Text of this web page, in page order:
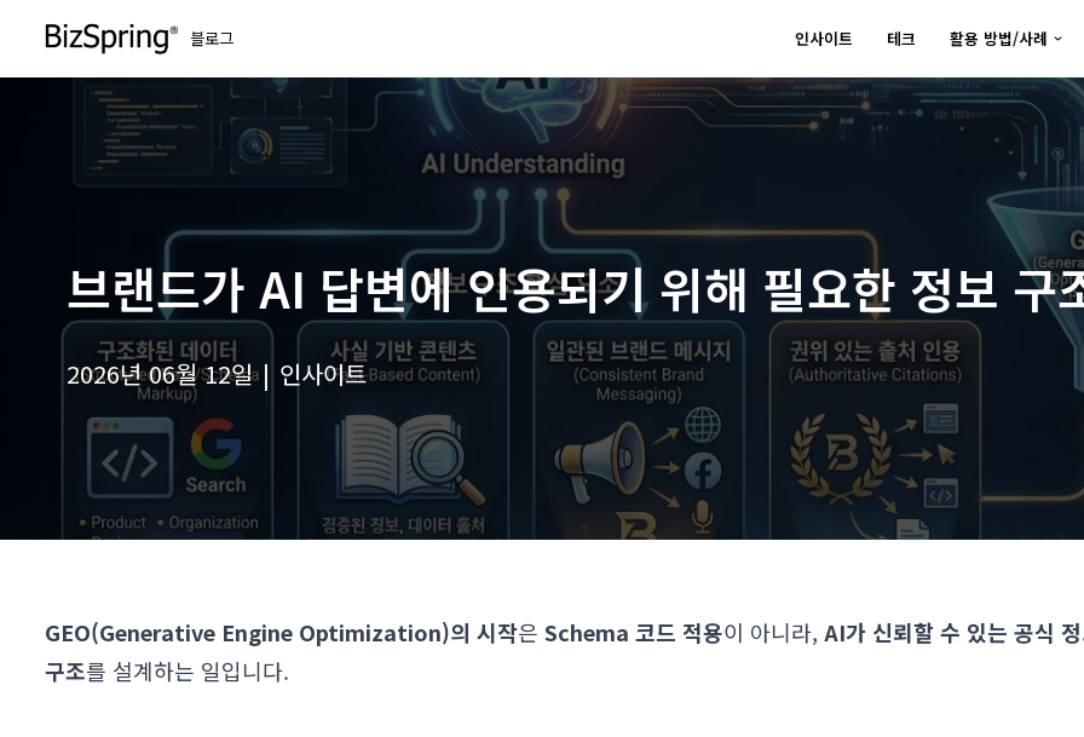
블로그 인사이트 테크 활용 방법/사례
브랜드가 AI 답변에 인용되기 위해 필요한 정보 구
2026년 06월 12일 인사이트
GEO(Generative Engine Optimization)의 시작은 Schema 코드 적용이 아니라, AI가 신뢰할 수 있는 공식
구조를 설계하는 일입니다.